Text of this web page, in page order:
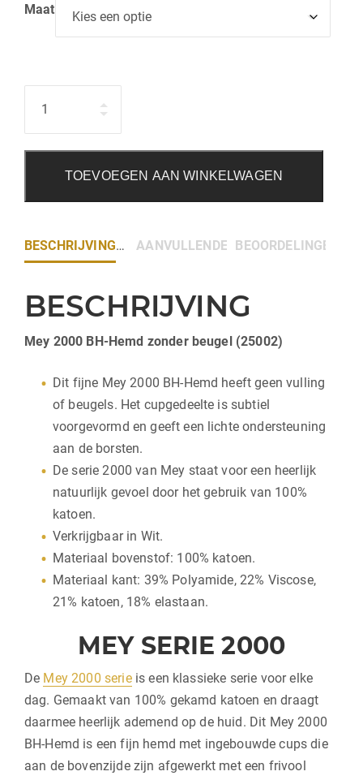
Maat
TOEVOEGEN AAN WINKELWAGEN
BESCHRIJVING AANVULLENDE INFORMATIE
BEOORDELINGEN (0)
BESCHRIJVING
Mey 2000 BH-Hemd zonder beugel (25002)
Dit fijne Mey 2000 BH-Hemd heeft geen vulling
of beugels. Het cupgedeelte is subtiel
voorgevormd en geeft een lichte ondersteuning
aan de borsten.
De serie 2000 van Mey staat voor een heerlijk
natuurlijk gevoel door het gebruik van 100%
katoen.
Verkrijgbaar in Wit.
Materiaal bovenstof: 100% katoen.
Materiaal kant: 39% Polyamide, 22% Viscose,
21% katoen, 18% elastaan.
MEY SERIE 2000
De Mey 2000 serieis een klassieke serie voor elke
dag. Gemaakt van 100% gekamd katoen en draagt
daarmee heerlijk ademend op de huid. Dit Mey 2000
BH-Hemd is een fijn hemd met ingebouwde cups die
aan de bovenzijde zijn afgewerkt met een frivool